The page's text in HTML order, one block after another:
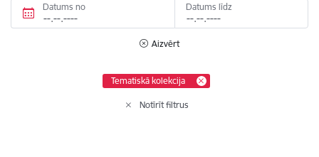
Datums no Datums līdz
Aizvērt
Tematiskā kolekcija
Notīrīt filtrus